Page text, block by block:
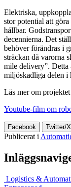
Elektriska,
stor potential att
hållbar.
decennierna. Det
behöver förändras i
sträckan då varorna
mile delivery”. Detta
miljöskadliga delen i
Läs mer om projektet
Youtube-film om
Facebook Twitter/X
Publicerat i
Logistics &